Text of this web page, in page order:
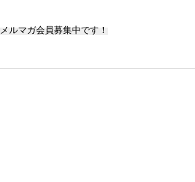
メルマガ会員募集中です！